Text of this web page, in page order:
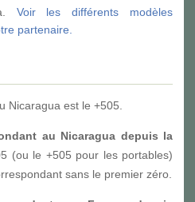
Voir les différents modèles
partenaire.
Nicaragua est le +505.
au Nicaragua depuis la
(ou le +505 pour les portables)
sans le premier zéro.